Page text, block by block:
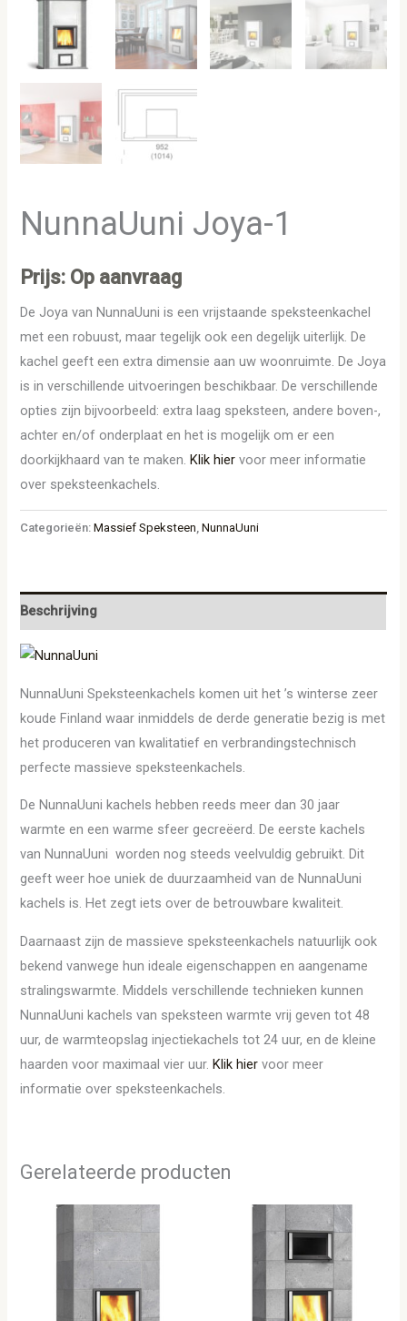
NunnaUuni Joya-1
Prijs: Op aanvraag
De Joya van NunnaUuni is een vrijstaande speksteenkachel
met een robuust, maar tegelijk ook een degelijk uiterlijk. De
kachel geeft een extra dimensie aan uw woonruimte. De Joya
is in verschillende uitvoeringen beschikbaar. De verschillende
opties zijn bijvoorbeeld: extra laag speksteen, andere boven-,
achter en/of onderplaat en het is mogelijk om er een
doorkijkhaard van te maken.Klik hier voor meer informatie
over speksteenkachels.
Categorieën:Massief Speksteen ,NunnaUuni
Beschrijving
NunnaUuni Speksteenkachels komen uit het ’s winterse zeer
koude Finland waar inmiddels de derde generatie bezig is met
het produceren van kwalitatief en verbrandingstechnisch
perfecte massieve speksteenkachels.
De NunnaUuni kachels hebben reeds meer dan 30 jaar
warmte en een warme sfeer gecreëerd. De eerste kachels
van NunnaUuni worden nog steeds veelvuldig gebruikt. Dit
geeft weer hoe uniek de duurzaamheid van de NunnaUuni
kachels is. Het zegt iets over de betrouwbare kwaliteit.
Daarnaast zijn de massieve speksteenkachels natuurlijk ook
bekend vanwege hun ideale eigenschappen en aangename
stralingswarmte. Middels verschillende technieken kunnen
NunnaUuni kachels van speksteen warmte vrij geven tot 48
uur, de warmteopslag injectiekachels tot 24 uur, en de kleine
haarden voor maximaal vier uur.Klik hier voor meer
informatie over speksteenkachels.
Gerelateerde producten